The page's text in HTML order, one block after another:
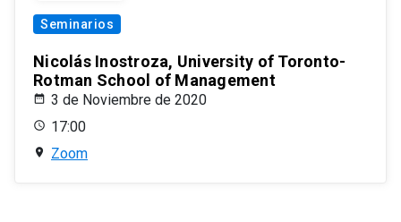
Seminarios
Nicolás Inostroza, University of Toronto-
Rotman School of Management
3 de Noviembre de 2020
17:00
Zoom